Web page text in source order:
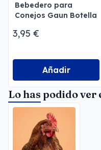
Bebedero para
Conejos Gaun Botella
3,95 €
Añadir
Lo has podido ver